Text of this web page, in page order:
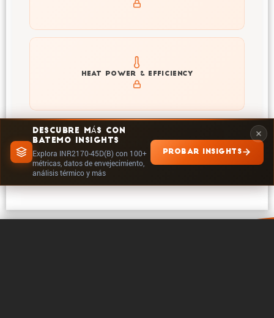
DESCUBRE MÁS CON
BATEMO INSIGHTS
Explora INR2170-45D(B) con 100+
métricas, datos de envejecimiento,
análisis térmico y más
PROBAR INSIGHTS
HEAT POWER & EFFICIENCY
Explore heat generation and cell efficiency at different
temperatures and powers of INR2170-45D(B)
EXPLORAR EN INSIGHTS